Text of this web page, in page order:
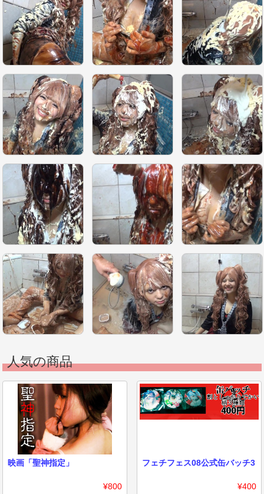
人気の商品
映画「聖神指定」
¥800
フェチフェス08公式缶バッチ3
¥400